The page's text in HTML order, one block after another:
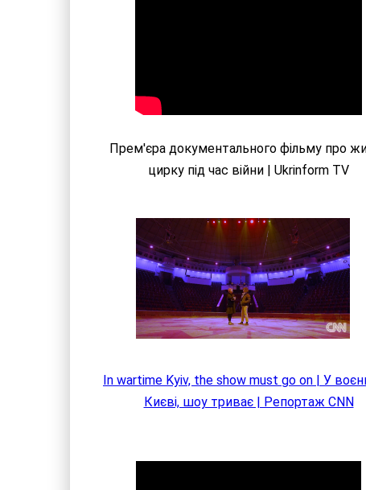
Прем'єра документального фільму про
цирку під час війни | Ukrinform TV
In wartime Kyiv, the show must go on | У
Києві, шоу триває | Репортаж CNN